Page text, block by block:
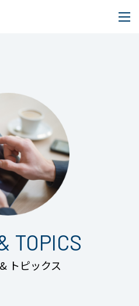
TOPICS
トピックス